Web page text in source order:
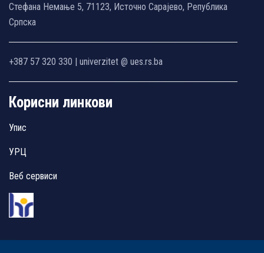
Стефана Немање 5, 71123, Источно Сарајево, Република
Српска
+387 57 320 330 | univerzitet @ ues.rs.ba
Корисни линкови
Упис
УРЦ
Веб сервиси